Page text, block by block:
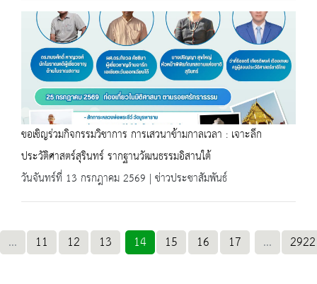
ขอเชิญร่วมกิจกรรมวิชาการ การเสวนาข้ามกาลเวลา : เจาะลึก
ประวัติศาสตร์สุรินทร์ รากฐานวัฒนธรรมอิสานใต้
วันจันทร์ที่ 13 กรกฎาคม 2569 | ข่าวประชาสัมพันธ์
... 11 12 13 14 15 16 17 ... 2922